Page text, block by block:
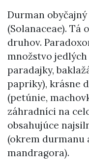
Durman
(Solanaceae). Tá
druhov.
množstvo
paradajky,
papriky), krásne
(petúnie,
záhradníci na
obsahujúce
(okrem durmanu
mandragora).